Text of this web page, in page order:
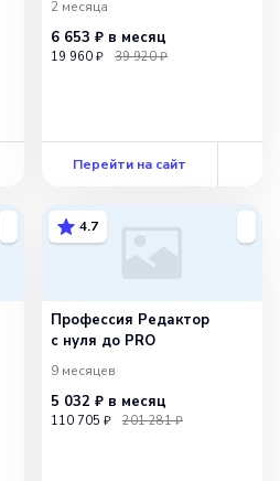
2 месяца
6 653 ₽ в месяц
19 960 ₽ 39 920 ₽
Перейти на сайт
4.7
Профессия Редактор
с нуля до PRO
9 месяцев
5 032 ₽ в месяц
110 705 ₽ 201 281 ₽